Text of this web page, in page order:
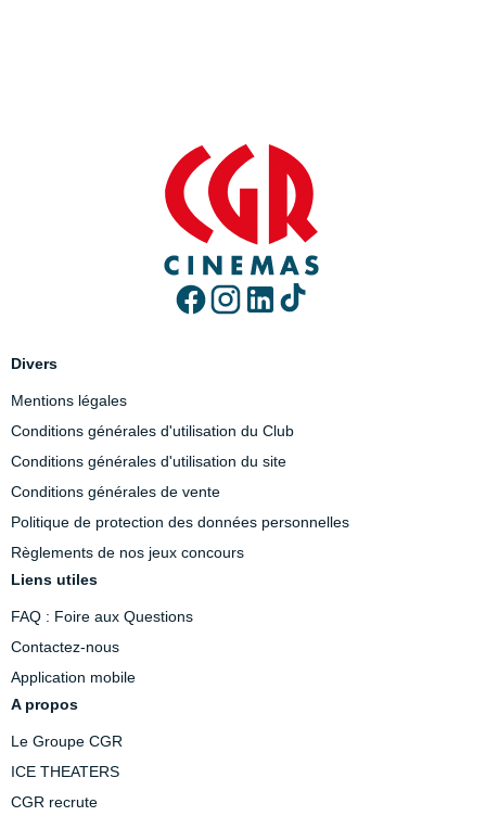
Divers
Mentions légales
Conditions générales d'utilisation du Club
Conditions générales d'utilisation du site
Conditions générales de vente
Politique de protection des données personnelles
Règlements de nos jeux concours
Liens utiles
FAQ : Foire aux Questions
Contactez-nous
Application mobile
A propos
Le Groupe CGR
ICE THEATERS
CGR recrute